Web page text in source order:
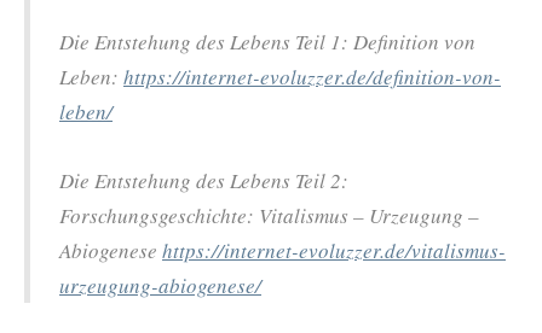
Die Entstehung des Lebens Teil 1: Definition von
Leben: https://internet-evoluzzer.de/definition-von-
leben/
Die Entstehung des Lebens Teil 2:
Forschungsgeschichte: Vitalismus – Urzeugung –
Abiogenese https://internet-evoluzzer.de/vitalismus-
urzeugung-abiogenese/